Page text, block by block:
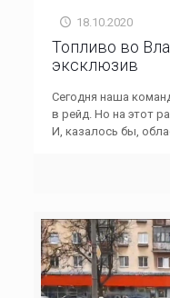
18.10.2020
Топливо во
эксклюзив
Сегодня наша
в рейд. Но на этот
И, казалось бы,